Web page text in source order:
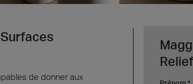
de donner aux
Prénom